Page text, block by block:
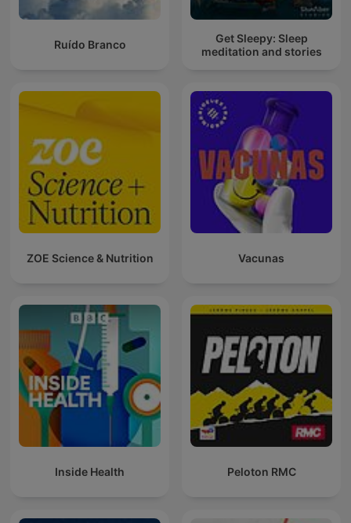
Ruído Branco
Get Sleepy: Sleep
meditation and stories
ZOE Science & Nutrition Vacunas
Inside Health Peloton RMC